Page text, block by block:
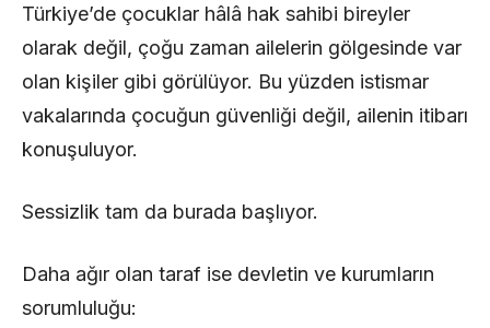
Türkiye’de çocuklar hâlâ hak sahibi bireyler
olarak değil, çoğu zaman ailelerin gölgesinde var
olan kişiler gibi görülüyor. Bu yüzden istismar
vakalarında çocuğun güvenliği değil, ailenin itibarı
konuşuluyor.
Sessizlik tam da burada başlıyor.
Daha ağır olan taraf ise devletin ve kurumların
sorumluluğu: